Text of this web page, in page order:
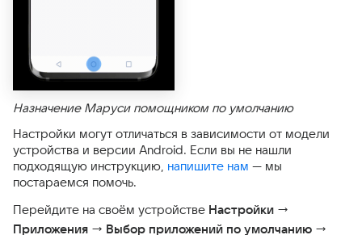
Назначение Маруси помощником по умолчанию
Настройки могут отличаться в зависимости от модели
устройства и версии Android. Если вы не нашли
подходящую инструкцию, напишите нам — мы
постараемся помочь.
Перейдите на своём устройстве Настройки →
Приложения → Выбор приложений по умолчанию →